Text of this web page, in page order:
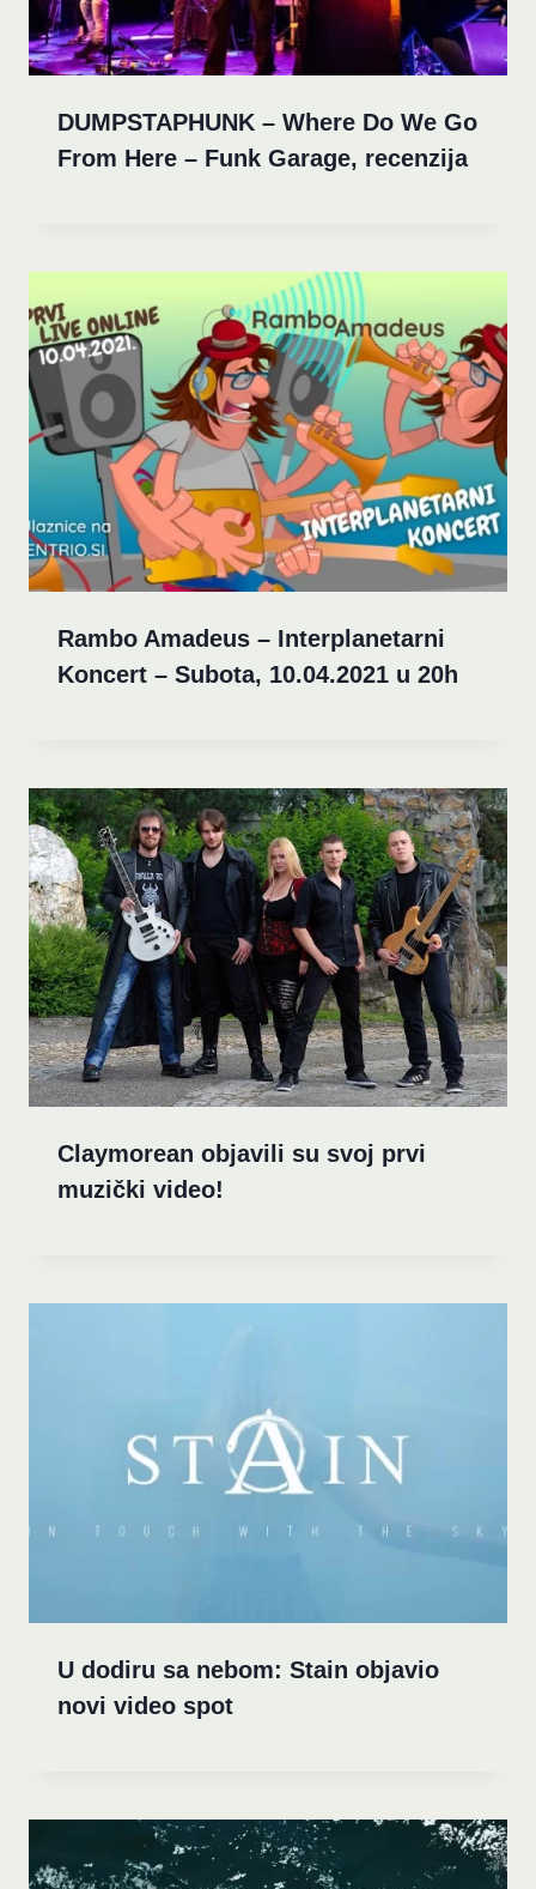
DUMPSTAPHUNK – Where Do We Go
From Here – Funk Garage, recenzija
Rambo Amadeus – Interplanetarni
Koncert – Subota, 10.04.2021 u 20h
Claymorean objavili su svoj prvi
muzički video!
U dodiru sa nebom: Stain objavio
novi video spot